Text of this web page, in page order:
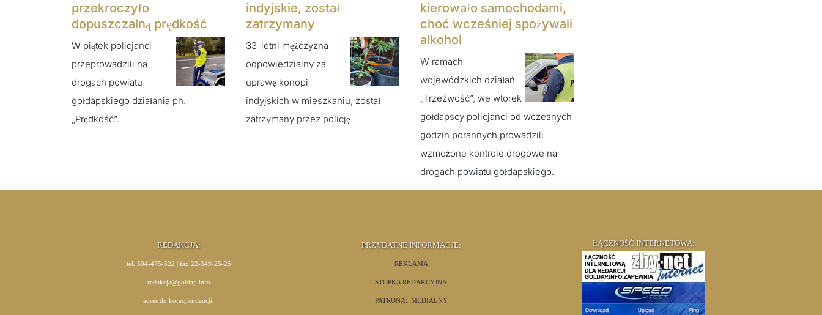
przekroczyło
dopuszczalną prędkość
W piątek policjanci
przeprowadzili na
drogach powiatu
gołdapskiego działania ph.
„Prędkość”.
indyjskie, został
zatrzymany
33-letni mężczyzna
odpowiedzialny za
uprawę konopi
indyjskich w mieszkaniu, został
zatrzymany przez policję.
kierowało samochodami,
choć wcześniej spożywali
alkohol
W ramach
wojewódzkich działań
„Trzeźwość”, we wtorek
gołdapscy policjanci od wczesnych
godzin porannych prowadzili
wzmożone kontrole drogowe na
drogach powiatu gołdapskiego.
REDAKCJA:
tel. 504-475-522 | fax 22-349-25-25
redakcja@goldap.info
adres do korespondencji:
PRZYDATNE INFORMACJE:
REKLAMA
STOPKA REDAKCYJNA
PATRONAT MEDIALNY
ŁĄCZNOŚĆ INTERNETOWA: